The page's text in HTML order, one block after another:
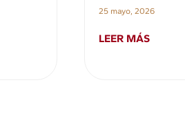
25 mayo, 2026
LEER MÁS